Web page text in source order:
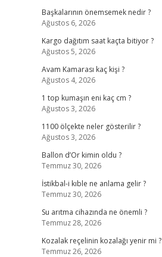
Başkalarının önemsemek nedir ?
Ağustos 6, 2026
Kargo dağıtım saat kaçta bitiyor ?
Ağustos 5, 2026
Avam Kamarası kaç kişi ?
Ağustos 4, 2026
1 top kumaşın eni kaç cm ?
Ağustos 3, 2026
1100 ölçekte neler gösterilir ?
Ağustos 3, 2026
Ballon d’Or kimin oldu ?
Temmuz 30, 2026
İstikbal-i kıble ne anlama gelir ?
Temmuz 30, 2026
Su arıtma cihazında ne önemli ?
Temmuz 28, 2026
Kozalak reçelinin kozalağı yenir mi ?
Temmuz 26, 2026